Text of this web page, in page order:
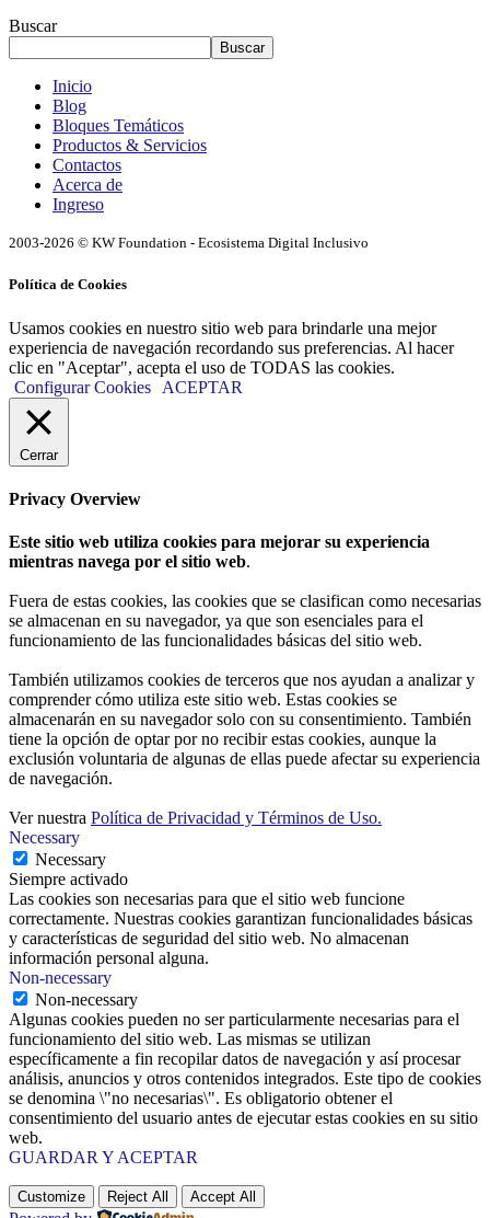
Buscar
Buscar
Inicio
Blog
Bloques Temáticos
Productos & Servicios
Contactos
Acerca de
Ingreso
2003-2026 © KW Foundation - Ecosistema Digital Inclusivo
Política de Cookies
Usamos cookies en nuestro sitio web para brindarle una mejor
experiencia de navegación recordando sus preferencias. Al hacer
clic en "Aceptar", acepta el uso de TODAS las cookies.
Configurar Cookies
ACEPTAR
Cerrar
Privacy Overview
Este sitio web utiliza cookies para mejorar su experiencia
mientras navega por el sitio web.
Fuera de estas cookies, las cookies que se clasifican como necesarias
se almacenan en su navegador, ya que son esenciales para el
funcionamiento de las funcionalidades básicas del sitio web.
También utilizamos cookies de terceros que nos ayudan a analizar y
comprender cómo utiliza este sitio web. Estas cookies se
almacenarán en su navegador solo con su consentimiento. También
tiene la opción de optar por no recibir estas cookies, aunque la
exclusión voluntaria de algunas de ellas puede afectar su experiencia
de navegación.
Ver nuestra Política de Privacidad y Términos de Uso.
Necessary
Necessary
Siempre activado
Las cookies son necesarias para que el sitio web funcione
correctamente. Nuestras cookies garantizan funcionalidades básicas
y características de seguridad del sitio web. No almacenan
información personal alguna.
Non-necessary
Non-necessary
Algunas cookies pueden no ser particularmente necesarias para el
funcionamiento del sitio web. Las mismas se utilizan
específicamente a fin recopilar datos de navegación y así procesar
análisis, anuncios y otros contenidos integrados. Este tipo de cookies
se denomina \"no necesarias\". Es obligatorio obtener el
consentimiento del usuario antes de ejecutar estas cookies en su sitio
web.
GUARDAR Y ACEPTAR
Customize Reject All Accept All